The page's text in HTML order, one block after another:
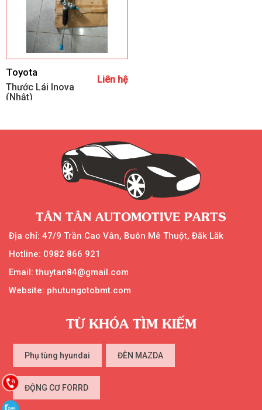
Toyota
Thước Lái Inova
(Nhật)
Liên hệ
TÂN TÂN AUTOMOTIVE PARTS
Địa chỉ: 47/9 Trần Cao Vân, Buôn Mê Thuột, Đăk Lăk
Hotline: 0982 866 921
Email: thuytan84@gmail.com
Website: phutungotobmt.com
TỪ KHÓA TÌM KIẾM
Phụ tùng hyundai ĐÈN MAZDA
ĐỘNG CƠ FORRD